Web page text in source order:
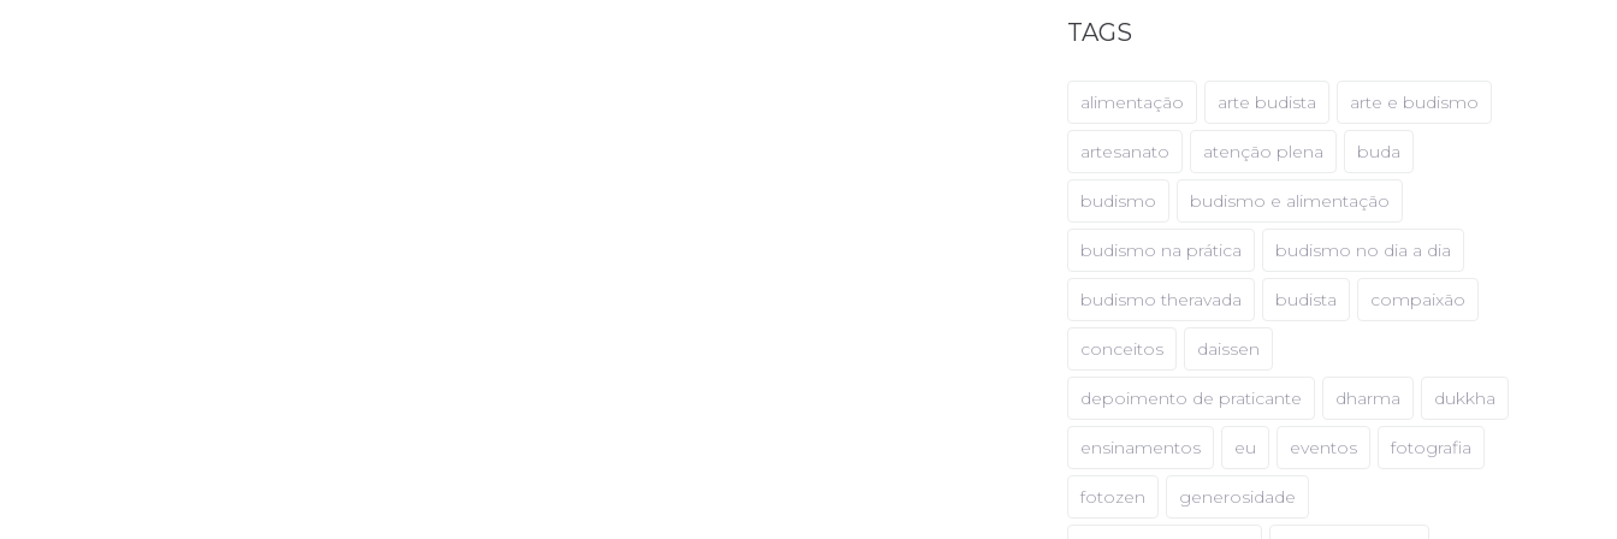
TAGS
alimentação arte budista arte e budismo
artesanato atenção plena buda
budismo budismo e alimentação
budismo na prática budismo no dia a dia
budismo theravada budista compaixão
conceitos daissen
depoimento de praticante dharma dukkha
ensinamentos eu eventos fotografia
fotozen generosidade